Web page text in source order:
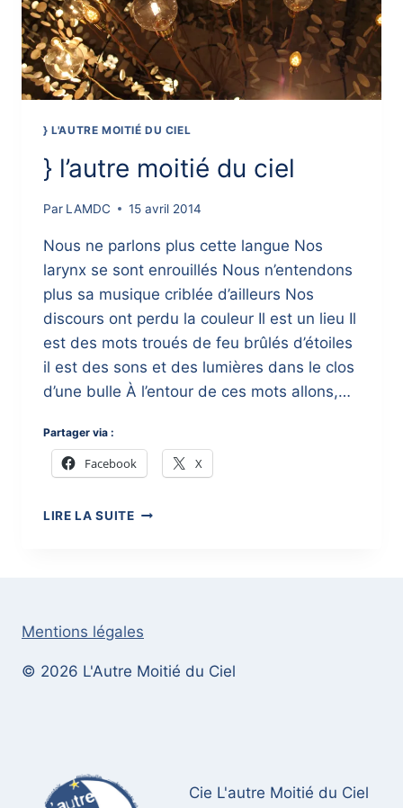
} L'AUTRE MOITIÉ DU CIEL
} l’autre moitié du ciel
Par LAMDC 15 avril 2014
Nous ne parlons plus cette langue Nos
larynx se sont enrouillés Nous n’entendons
plus sa musique criblée d’ailleurs Nos
discours ont perdu la couleur Il est un lieu Il
est des mots troués de feu brûlés d’étoiles
il est des sons et des lumières dans le clos
d’une bulle À l’entour de ces mots allons,…
Partager via :
Facebook X
LIRE LA SUITE}
Mentions légales
© 2026 L'Autre Moitié du Ciel
Cie L'autre Moitié du Ciel